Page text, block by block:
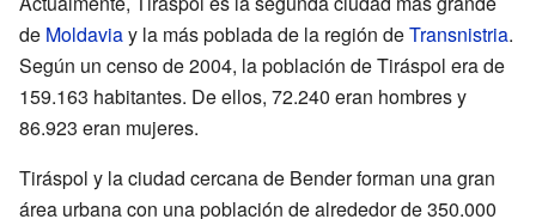
de Moldaviay la más poblada de la región deTransnistria.
Según un censo de 2004, la población de Tiráspol era de
159.163 habitantes. De ellos, 72.240 eran hombres y
86.923 eran mujeres.
Tiráspol y la ciudad cercana de Bender forman una gran
área urbana con una población de alrededor de 350.000